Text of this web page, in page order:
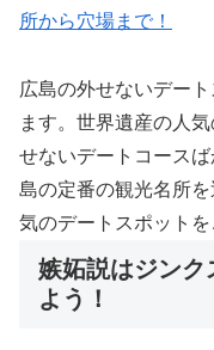
所から穴場まで！
広島の外せないデー
ます。世界遺産の人
せないデートコース
島の定番の観光名所
気のデートスポットを
嫉妬説はジンク
よう！